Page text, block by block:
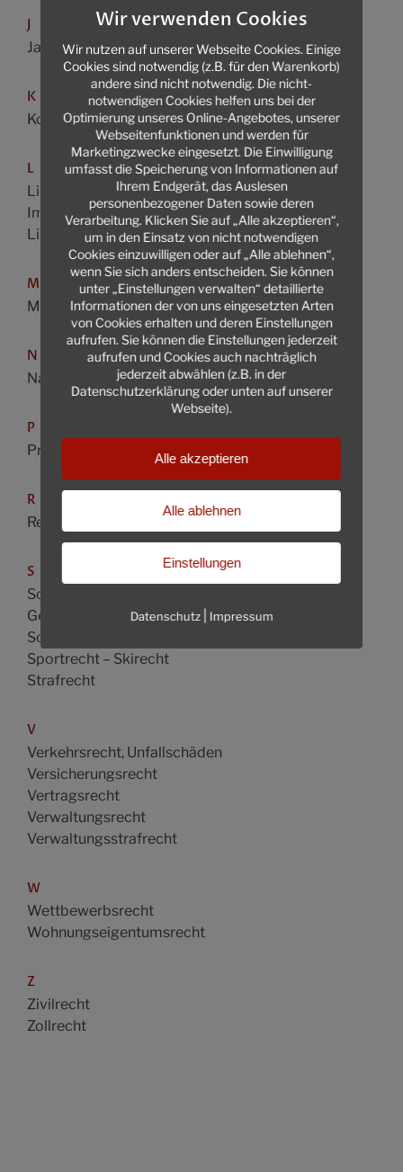
J
Jagdrecht
K
Konsumentenschutz
L
Liegenschafts- und
Immobilienrecht
Liegenschaftsverträge
M
Miet- und Wohnrecht
N
Nachbarrecht
P
Produkthaftung
R
Reiserecht
S
Schadenersatz- und
Gewährleistungsrecht
Schifffahrtsrecht
Sportrecht – Skirecht
Strafrecht
V
Verkehrsrecht, Unfallschäden
Versicherungsrecht
Vertragsrecht
Verwaltungsrecht
Verwaltungsstrafrecht
W
Wettbewerbsrecht
Wohnungseigentumsrecht
Z
Zivilrecht
Zollrecht
Wir verwenden Cookies
Wir nutzen auf unserer Webseite Cookies. Einige
Cookies sind notwendig (z.B. für den Warenkorb)
andere sind nicht notwendig. Die nicht-
notwendigen Cookies helfen uns bei der
Optimierung unseres Online-Angebotes, unserer
Webseitenfunktionen und werden für
Marketingzwecke eingesetzt. Die Einwilligung
umfasst die Speicherung von Informationen auf
Ihrem Endgerät, das Auslesen
personenbezogener Daten sowie deren
Verarbeitung. Klicken Sie auf „Alle akzeptieren“,
um in den Einsatz von nicht notwendigen
Cookies einzuwilligen oder auf „Alle ablehnen“,
wenn Sie sich anders entscheiden. Sie können
unter „Einstellungen verwalten“ detaillierte
Informationen der von uns eingesetzten Arten
von Cookies erhalten und deren Einstellungen
aufrufen. Sie können die Einstellungen jederzeit
aufrufen und Cookies auch nachträglich
jederzeit abwählen (z.B. in der
Datenschutzerklärung oder unten auf unserer
Webseite).
Alle akzeptieren
Alle ablehnen
Einstellungen
Datenschutz| Impressum